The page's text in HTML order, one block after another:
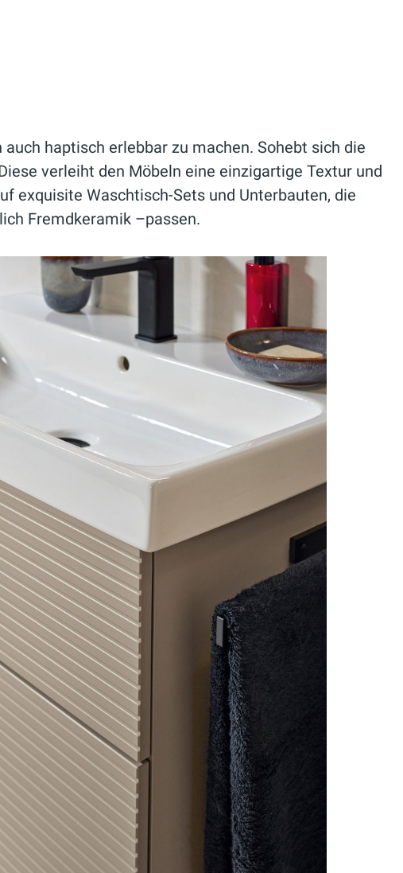
haptisch erlebbar zu machen. Sohebt sich die
verleiht den Möbeln eine einzigartige Textur und
exquisite Waschtisch-Sets und Unterbauten, die
Fremdkeramik –passen.